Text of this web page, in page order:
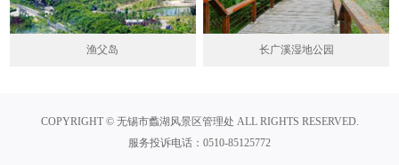
渔父岛 长广溪湿地公园
COPYRIGHT © 无锡市蠡湖风景区管理处 ALL RIGHTS RESERVED.
服务投诉电话：0510-85125772